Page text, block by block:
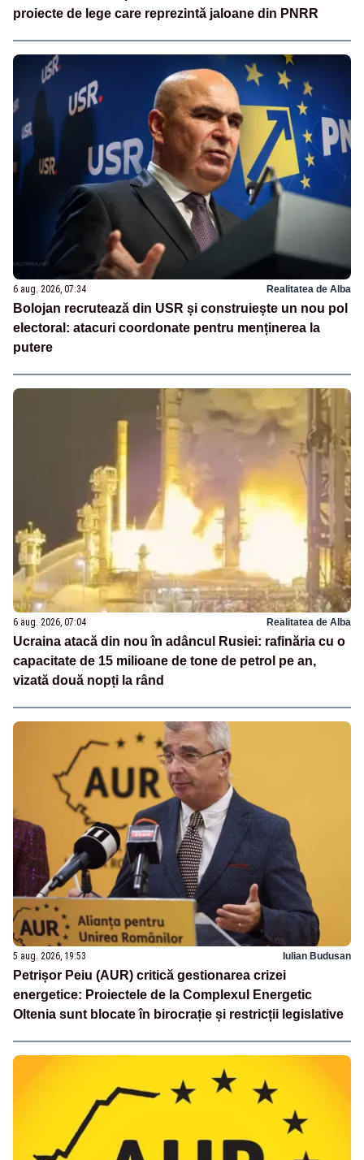
proiecte de lege care reprezintă jaloane din PNRR
6 aug. 2026, 07:34 Realitatea de Alba
Bolojan recrutează din USR și construiește un nou pol
electoral: atacuri coordonate pentru menținerea la
putere
6 aug. 2026, 07:04 Realitatea de Alba
Ucraina atacă din nou în adâncul Rusiei: rafinăria cu o
capacitate de 15 milioane de tone de petrol pe an,
vizată două nopți la rând
5 aug. 2026, 19:53 Iulian Budusan
Petrișor Peiu (AUR) critică gestionarea crizei
energetice: Proiectele de la Complexul Energetic
Oltenia sunt blocate în birocrație și restricții legislative